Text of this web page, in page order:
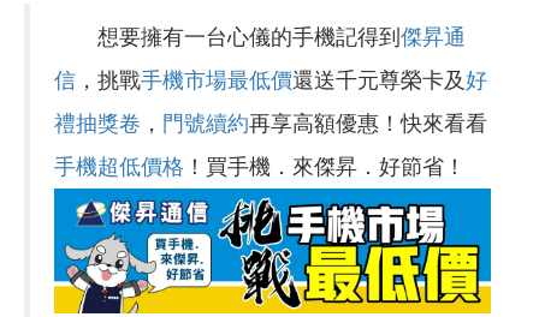
想要擁有一台心儀的手機記得到 傑昇通
信 ，挑戰手機市場最低價還送千元尊榮卡及好
禮抽獎卷 ， 門號續約再享高額優惠！快來看看
手機超低價格 ！買手機．來傑昇．好節省！